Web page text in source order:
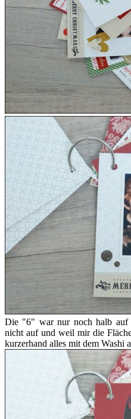
Die "6" war nur noch halb
nicht auf und weil mir die
kurzerhand alles mit dem Washi